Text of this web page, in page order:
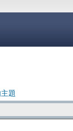
題